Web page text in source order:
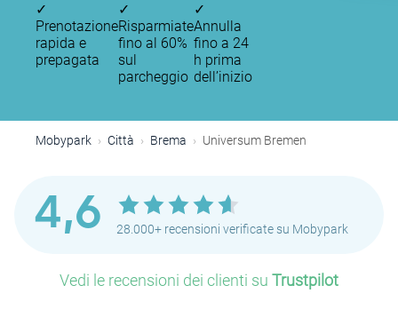
✓
Prenotazione
rapida e
prepagata
✓
Risparmiate
fino al 60%
sul
parcheggio
✓
Annulla
fino a 24
h prima
dell’inizio
Mobypark Città Brema Universum Bremen
4,6 28.000+ recensioni verificate su Mobypark
Vedi le recensioni dei clienti su Trustpilot